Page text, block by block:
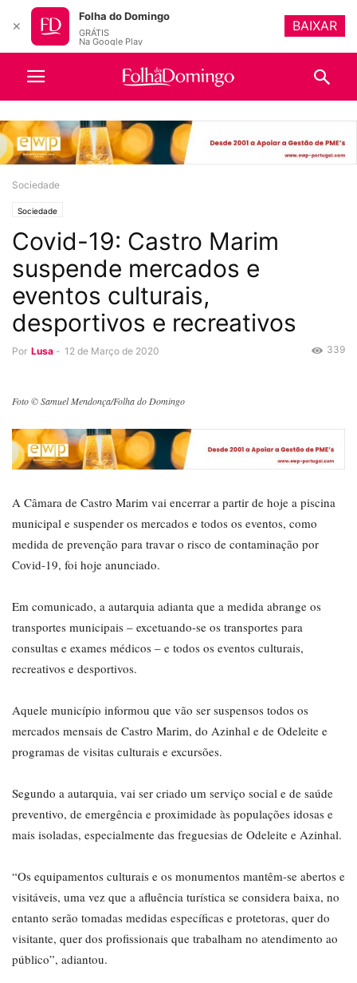
Sociedade
Sociedade
Covid-19: Castro Marim
suspende mercados e
eventos culturais,
desportivos e recreativos
Por Lusa - 12 de Março de 2020 339
Foto © Samuel Mendonça/Folha do Domingo
A Câmara de Castro Marim vai encerrar a partir de hoje a piscina
municipal e suspender os mercados e todos os eventos, como
medida de prevenção para travar o risco de contaminação por
Covid-19, foi hoje anunciado.
Em comunicado, a autarquia adianta que a medida abrange os
transportes municipais – excetuando-se os transportes para
consultas e exames médicos – e todos os eventos culturais,
recreativos e desportivos.
Aquele município informou que vão ser suspensos todos os
mercados mensais de Castro Marim, do Azinhal e de Odeleite e
programas de visitas culturais e excursões.
Segundo a autarquia, vai ser criado um serviço social e de saúde
preventivo, de emergência e proximidade às populações idosas e
mais isoladas, especialmente das freguesias de Odeleite e Azinhal.
“Os equipamentos culturais e os monumentos mantêm-se abertos e
visitáveis, uma vez que a afluência turística se considera baixa, no
entanto serão tomadas medidas específicas e protetoras, quer do
visitante, quer dos profissionais que trabalham no atendimento ao
público”, adiantou.
✕
Folha do Domingo
GRÁTIS
Na Google Play
BAIXAR